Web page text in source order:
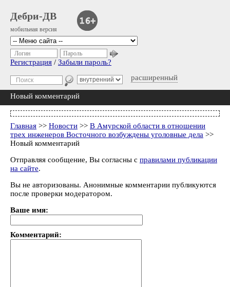
Дебри-ДВ
мобильная версия
расширенный
Логин Пароль
Регистрация / Забыли пароль?
Новый комментарий
Главная >> Новости >> В Амурской области в отношении
трех инженеров Восточного возбуждены уголовные дела >>
Новый комментарий
Отправляя сообщение, Вы согласны с правилами публикации
на сайте.
Вы не авторизованы. Анонимные комментарии публикуются
после проверки модератором.
Ваше имя:
Комментарий: